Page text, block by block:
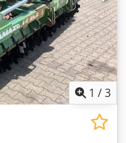
1 /3